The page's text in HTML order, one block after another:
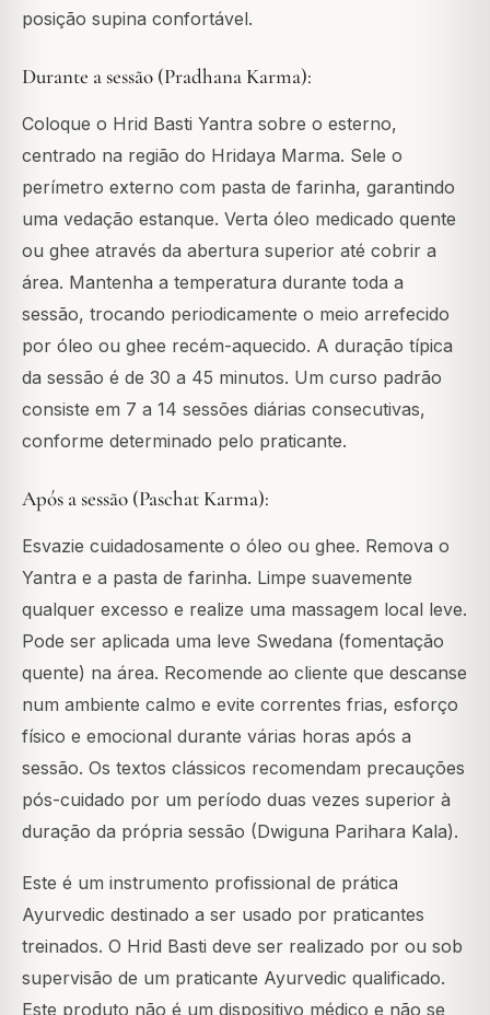
posição supina confortável.
Durante a sessão (Pradhana Karma):
Coloque o Hrid Basti Yantra sobre o esterno,
centrado na região do Hridaya Marma. Sele o
perímetro externo com pasta de farinha, garantindo
uma vedação estanque. Verta óleo medicado quente
ou ghee através da abertura superior até cobrir a
área. Mantenha a temperatura durante toda a
sessão, trocando periodicamente o meio arrefecido
por óleo ou ghee recém-aquecido. A duração típica
da sessão é de 30 a 45 minutos. Um curso padrão
consiste em 7 a 14 sessões diárias consecutivas,
conforme determinado pelo praticante.
Após a sessão (Paschat Karma):
Esvazie cuidadosamente o óleo ou ghee. Remova o
Yantra e a pasta de farinha. Limpe suavemente
qualquer excesso e realize uma massagem local leve.
Pode ser aplicada uma leve Swedana (fomentação
quente) na área. Recomende ao cliente que descanse
num ambiente calmo e evite correntes frias, esforço
físico e emocional durante várias horas após a
sessão. Os textos clássicos recomendam precauções
pós-cuidado por um período duas vezes superior à
duração da própria sessão (Dwiguna Parihara Kala).
Este é um instrumento profissional de prática
Ayurvedic destinado a ser usado por praticantes
treinados. O Hrid Basti deve ser realizado por ou sob
supervisão de um praticante Ayurvedic qualificado.
Este produto não é um dispositivo médico e não se